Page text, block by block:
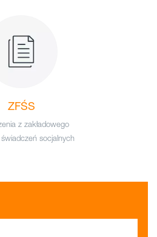
ZFŚS
z zakładowego
socjalnych